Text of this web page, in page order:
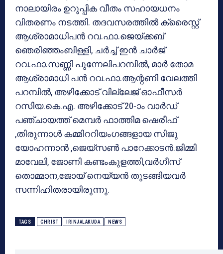
നാലായിരം ഉറുപ്പിക വീതം സഹായധനം
വിതരണം നടത്തി. തദവസരത്തില്‍ ക്രൈസ്റ്റ്
ആശ്രാമാധിപന്‍ റവ.ഫാ.ജെയ്ക്കബ്
ഞെരിഞ്ഞംബിള്ളി, ചര്‍ച്ച് ഇന്‍ ചാര്‍ജ്
റവ.ഫാ.സണ്ണി പുന്നേലിപറമ്പില്‍, മാര്‍ തോമ
ആശ്രാമാധി പന്‍ റവ.ഫാ.ആന്റണി വേലത്തി
പറമ്പില്‍, അഴിക്കോട് വില്ലേജ് ഓഫീസര്‍
റസിയ.കെ.എ. അഴിക്കോട് 20-ാം വാര്‍ഡ്
പഞ്ചായത്ത് മെമ്പര്‍ ഫാത്തിമ ഷെരീഫ്
,തിരുന്നാള്‍ കമ്മിററിയംഗങ്ങളായ സിജു
യോഹന്നാന്‍ ,ജെയ്‌സണ്‍ പാറേക്കാടന്‍.ജിമ്മി
മാവേലി, ജോണി കണ്ടംകുളത്തി,വര്‍ഗീസ്
തൊമ്മാന,ജോയ് നെയ്യന്‍ തുടങ്ങിയവര്‍
സന്നിഹിതരായിരുന്നു.
TAGS CHRIST IRINJALAKUDA NEWS